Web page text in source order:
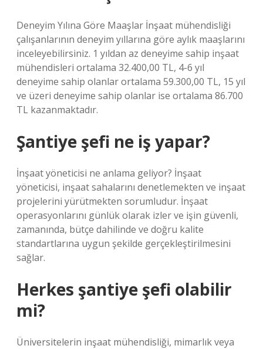
Deneyim Yılına Göre Maaşlar İnşaat mühendisliği
çalışanlarının deneyim yıllarına göre aylık maaşlarını
inceleyebilirsiniz. 1 yıldan az deneyime sahip inşaat
mühendisleri ortalama 32.400,00 TL, 4-6 yıl
deneyime sahip olanlar ortalama 59.300,00 TL, 15 yıl
ve üzeri deneyime sahip olanlar ise ortalama 86.700
TL kazanmaktadır.
Şantiye şefi ne iş yapar?
İnşaat yöneticisi ne anlama geliyor? İnşaat
yöneticisi, inşaat sahalarını denetlemekten ve inşaat
projelerini yürütmekten sorumludur. İnşaat
operasyonlarını günlük olarak izler ve işin güvenli,
zamanında, bütçe dahilinde ve doğru kalite
standartlarına uygun şekilde gerçekleştirilmesini
sağlar.
Herkes şantiye şefi olabilir
mi?
Üniversitelerin inşaat mühendisliği, mimarlık veya